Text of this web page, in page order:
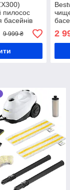
пилосос
9 999 ₴ 2